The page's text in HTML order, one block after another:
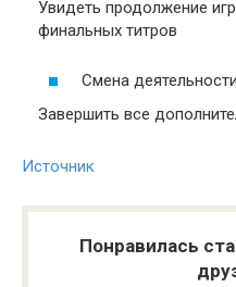
Увидеть продолжение
финальных титров
Смена
Завершить все
Источник
Понравилась